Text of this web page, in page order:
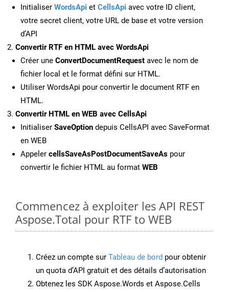
Initialiser WordsApi et CellsApi avec votre ID client,
votre secret client, votre URL de base et votre version
d’API
Convertir RTF en HTML avec WordsApi
Créer une ConvertDocumentRequest avec le nom de
fichier local et le format défini sur HTML.
Utiliser WordsApi pour convertir le document RTF en
HTML.
Convertir HTML en WEB avec CellsApi
Initialiser SaveOption depuis CellsAPI avec SaveFormat
en WEB
Appeler cellsSaveAsPostDocumentSaveAs pour
convertir le fichier HTML au format WEB
Commencez à exploiter les API REST
Aspose.Total pour RTF to WEB
Créez un compte sur Tableau de bord pour obtenir
un quota d’API gratuit et des détails d’autorisation
Obtenez les SDK Aspose.Words et Aspose.Cells